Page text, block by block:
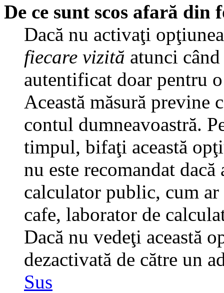
De ce sunt scos afară din
Dacă nu activaţi
fiecare vizită atunci
autentificat doar pentru
Această măsură previne
contul dumneavoastră.
timpul, bifaţi această
nu este recomandat
calculator public, cum
cafe, laborator de
Dacă nu vedeţi această
dezactivată de către un
Sus